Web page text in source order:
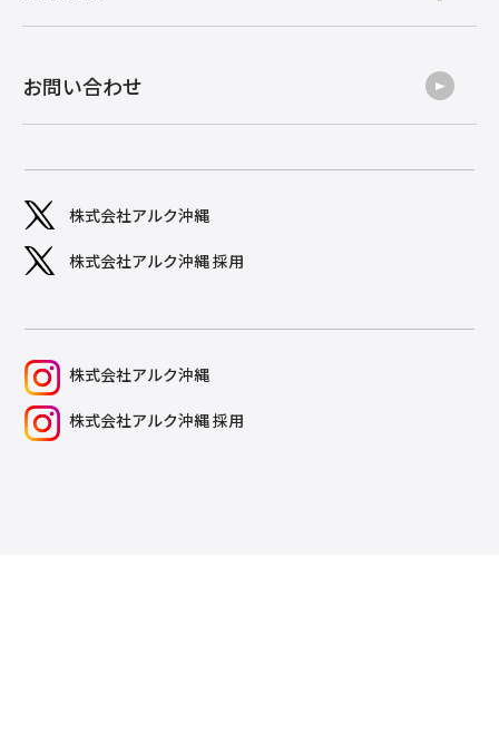
お問い合わせ
株式会社アルク沖縄
株式会社アルク沖縄 採用
株式会社アルク沖縄
株式会社アルク沖縄 採用